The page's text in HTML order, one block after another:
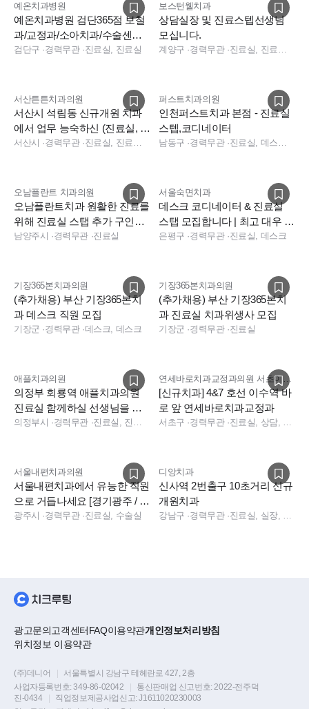
예온치과병원
예온치과병원 검단365점 보철
과/교정과/소아치과/수술센터
채용
검단구 ·경력무관·진료실, 진료실
보스턴웰치과
상담실장 및 진료스텝선생님
모십니다.
계양구 ·경력무관· 진료실, 진료팀장, 데스크, 보험청구, 상담, 실장
서산튼튼치과의원
서산시 석림동 신규개원 치과
에서 업무 능숙하신 (진료실, 상
담실) 선생님 모십니다!
서산시 ·경력무관· 진료실, 진료팀장, 상담, 실장
퍼스트치과의원
인천퍼스트치과 본점 - 진료실
스텝,코디네이터
남동구 ·경력무관· 진료실, 데스크, 진료팀장, 경영지원, 보험청구, 상담, 수술실, 진료실, 데스크, 보험청구, 데스크, 상담, 전화응대(CS), 보험청구
오남플란트 치과의원
오남플란트치과 원활한 진료를
위해 진료실 스탭 추가 구인합
니다.
남양주시 ·경력무관 ·진료실
서울숙면치과
데스크 코디네이터 & 진료실
스탭 모집합니다 | 최고 대우 급
여협의 가능
은평구 ·경력무관·진료실, 데스크
기장365본치과의원
(추가채용) 부산 기장365본치
과 데스크 직원 모집
기장군 ·경력무관·데스크, 데스크
기장365본치과의원
(추가채용) 부산 기장365본치
과 진료실 치과위생사 모집
기장군 ·경력무관·진료실
애플치과의원
의정부 회룡역 애플치과의원
진료실 함께하실 선생님을 구
합니다
의정부시 ·경력무관 · 진료실, 진료실
연세바로치과교정과의원 서초이수점
[신규치과] 4&7 호선 이수역 바
로 앞 연세바로치과교정과
서초구 ·경력무관· 진료실, 상담, 실장, 총괄실장, 경영지원
서울내편치과의원
서울내편치과에서 유능한 직원
으로 거듭나세요 [경기광주 / 용
인처인]
광주시 ·경력무관·진료실, 수술실
디앙치과
신사역 2번출구 10초거리 신규
개원치과
강남구 ·경력무관· 진료실, 실장, 총괄실장
광고문의고객센터FAQ이용약관개인정보처리방침
위치정보 이용약관
(주)데니어
서울특별시 강남구 테헤란로 427, 2층
사업자등록번호:349-86-02042 통신판매업 신고번호:2022-전주덕
진-0434
직업정보제공사업신고:J1611020230003